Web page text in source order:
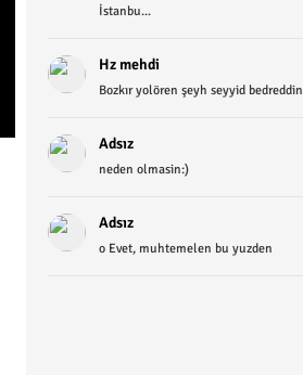
İstanbu...
Hz mehdi
Bozkır yolören şeyh seyyid bedreddin
Adsız
neden olmasin:)
Adsız
o Evet, muhtemelen bu yuzden